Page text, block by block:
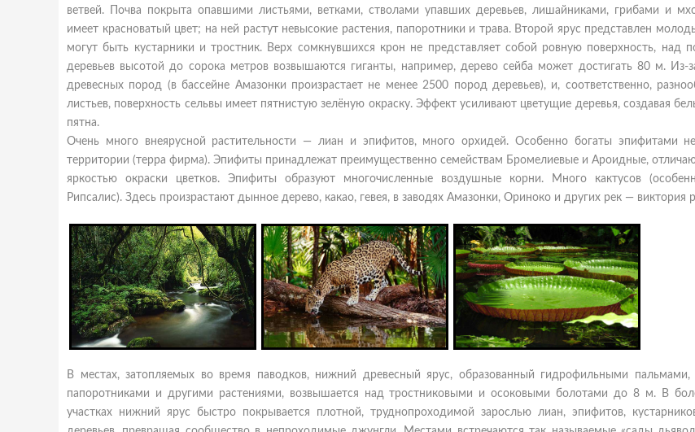
ветвей. Почва покрыта опавшими листьями, ветками, стволами упавших деревьев, лишайниками, грибами и
имеет красноватый цвет; на ней растут невысокие растения, папоротники и трава. Второй ярус представлен
могут быть кустарники и тростник. Верх сомкнувшихся крон не представляет собой ровную поверхность, над
деревьев высотой до сорока метров возвышаются гиганты, например, дерево сейба может достигать 80 м. Из-
древесных пород (в бассейне Амазонки произрастает не менее 2500 пород деревьев), и, соответственно,
листьев, поверхность сельвы имеет пятнистую зелёную окраску. Эффект усиливают цветущие деревья, создавая
пятна.
Очень много внеярусной растительности — лиан и эпифитов, много орхидей. Особенно богаты эпифитами
территории (терра фирма). Эпифиты принадлежат преимущественно семействам Бромелиевые и Ароидные,
яркостью окраски цветков. Эпифиты образуют многочисленные воздушные корни. Много кактусов
Рипсалис). Здесь произрастают дынное дерево, какао, гевея, в заводях Амазонки, Ориноко и других рек — виктория
В местах, затопляемых во время паводков, нижний древесный ярус, образованный гидрофильными
папоротниками и другими растениями, возвышается над тростниковыми и осоковыми болотами до 8 м. В
участках нижний ярус быстро покрывается плотной, труднопроходимой зарослью лиан, эпифитов,